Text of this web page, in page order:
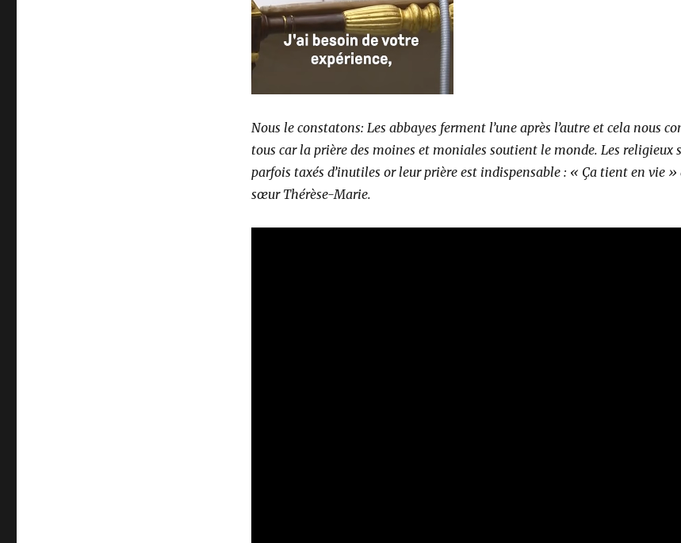
Nous le constatons: Les abbayes ferment l’une après l’autre et cela nous
tous car la prière des moines et moniales soutient le monde. Les religieux
parfois taxés d’inutiles or leur prière est indispensable : « Ça tient en vie
sœur Thérèse-Marie.